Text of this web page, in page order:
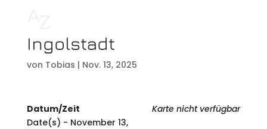
Ingolstadt
von Tobias | Nov. 13, 2025
Karte nicht verfügbar
Datum/Zeit
Date(s) - November 13,